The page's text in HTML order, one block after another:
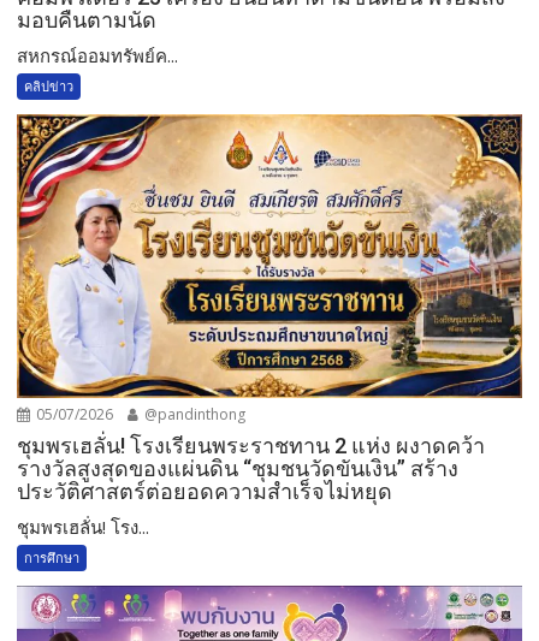
มอบคืนตามนัด
สหกรณ์ออมทรัพย์ค...
คลิปข่าว
05/07/2026 @pandinthong
ชุมพรเฮลั่น! โรงเรียนพระราชทาน 2 แห่ง ผงาดคว้า
รางวัลสูงสุดของแผ่นดิน “ชุมชนวัดขันเงิน” สร้าง
ประวัติศาสตร์ต่อยอดความสำเร็จไม่หยุด
ชุมพรเฮลั่น! โรง...
การศึกษา